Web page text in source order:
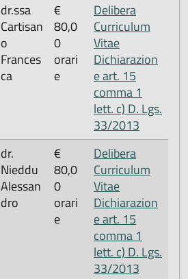
dr.ssa
Cartisan
o
Frances
ca
€
80,0
0
orari
e
Delibera
Curriculum
Vitae
Dichiarazion
e art. 15
comma 1
lett. c) D. Lgs.
33/2013
dr.
Nieddu
Alessan
dro
€
80,0
0
orari
e
Delibera
Curriculum
Vitae
Dichiarazion
e art. 15
comma 1
lett. c) D. Lgs.
33/2013